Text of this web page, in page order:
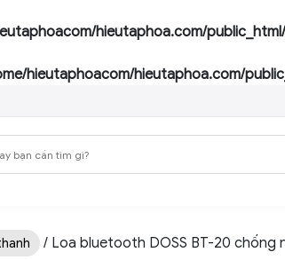
hieutaphoa.com/
hieutaphoacom/hieutaphoa.com/
/ Loa bluetooth DOSS BT-20 chống